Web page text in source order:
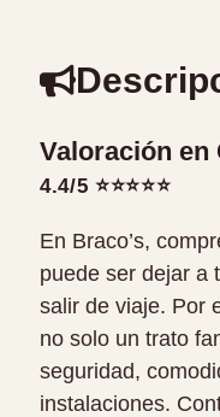
Valoración en
4.4/5 ⭐⭐⭐⭐⭐
En Braco’s,
puede ser dejar a
salir de viaje. Por
no solo un trato
seguridad,
instalaciones.